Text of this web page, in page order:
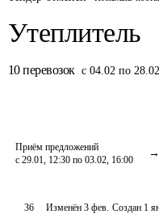
Утеплитель
10 перевозок с 04.02 по 28.02
Приём предложений
с 29.01, 12:30 по 03.02, 16:00
36 Изменён3 фев. Создан 1